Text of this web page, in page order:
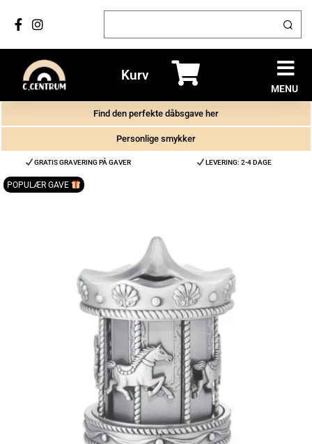
Kurv
MENU
Find den perfekte dåbsgave her
Personlige smykker
GRATIS GRAVERING PÅ GAVER LEVERING: 2-4 DAGE
POPULÆR GAVE